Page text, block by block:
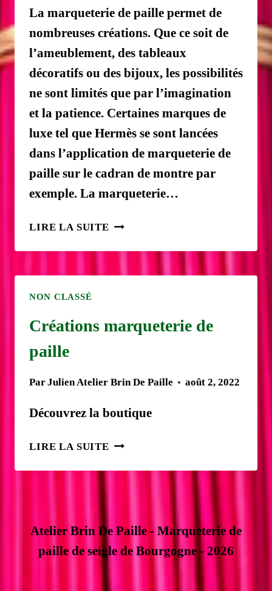
La marqueterie de paille permet de
nombreuses créations. Que ce soit de
l’ameublement, des tableaux
décoratifs ou des bijoux, les possibilités
ne sont limités que par l’imagination
et la patience. Certaines marques de
luxe tel que Hermès se sont lancées
dans l’application de marqueterie de
paille sur le cadran de montre par
exemple. La marqueterie…
LIRE LA SUITE MARQUETERIE
NON CLASSÉ
Créations marqueterie de
paille
ParJulien Atelier Brin De Paille août 2, 2022
Découvrez la boutique
LIRE LA SUITE CRÉATIONS
DE
Atelier Brin De Paille - Marqueterie de
paille de seigle de Bourgogne - 2026